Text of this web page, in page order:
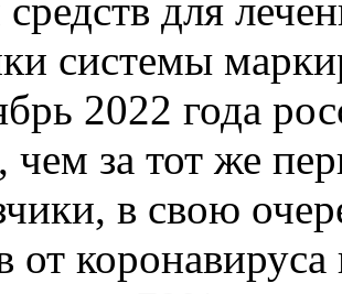
средств для
системы
2022 года
за тот же
в свою
от